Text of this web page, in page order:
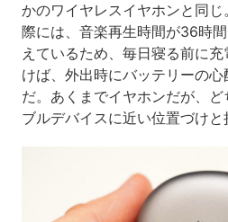
かのワイヤレスイヤホンと同
際には、音楽再生時間が36時
えているため、毎日寝る前に
けば、外出時にバッテリーの
だ。あくまでイヤホンだが、
ブルデバイスに近い位置づけと